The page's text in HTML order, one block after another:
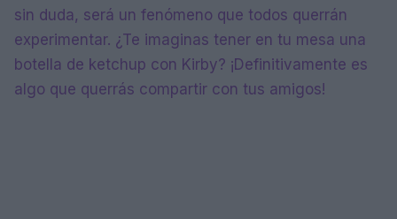
sin duda, será un fenómeno que todos querrán
experimentar. ¿Te imaginas tener en tu mesa una
botella de ketchup con Kirby? ¡Definitivamente es
algo que querrás compartir con tus amigos!